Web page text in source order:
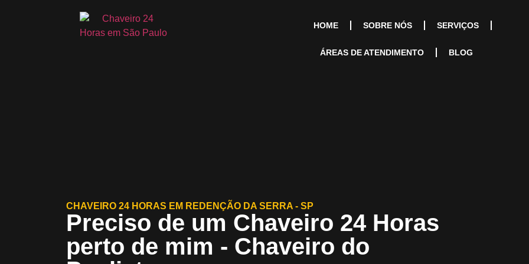
HOME SOBRE NÓS SERVIÇOS
ÁREAS DE ATENDIMENTO BLOG
CHAVEIRO 24 HORAS EM REDENÇÃO DA SERRA - SP
Preciso de um Chaveiro 24 Horas
perto de mim - Chaveiro do